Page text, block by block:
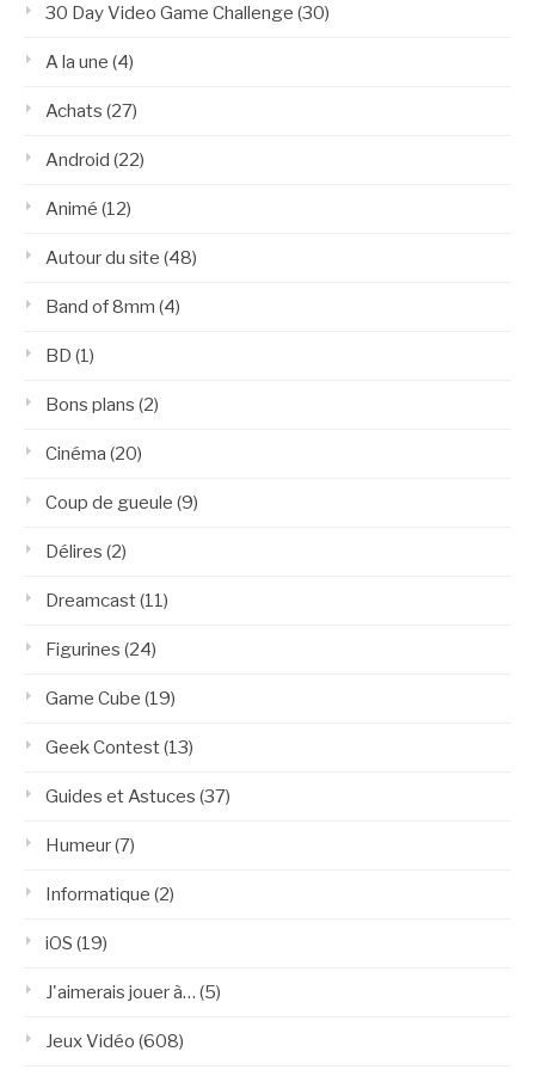
30 Day Video Game Challenge (30)
A la une (4)
Achats (27)
Android (22)
Animé (12)
Autour du site (48)
Band of 8mm (4)
BD (1)
Bons plans (2)
Cinéma (20)
Coup de gueule (9)
Délires (2)
Dreamcast(11)
Figurines (24)
Game Cube (19)
Geek Contest(13)
Guides et Astuces (37)
Humeur(7)
Informatique (2)
iOS (19)
J'aimerais jouer à… (5)
Jeux Vidéo (608)